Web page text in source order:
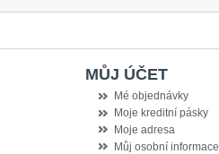
MŮJ ÚČET
Mé objednávky
Moje kreditní pásky
Moje adresa
Můj osobní informace